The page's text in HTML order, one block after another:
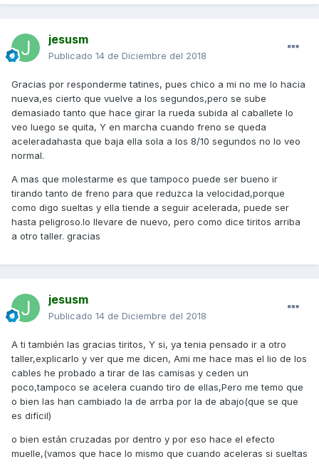
jesusm
Publicado 14 de Diciembre del 2018
Gracias por responderme tatines, pues chico a mi no me lo hacia
nueva,es cierto que vuelve a los segundos,pero se sube
demasiado tanto que hace girar la rueda subida al caballete lo
veo luego se quita, Y en marcha cuando freno se queda
aceleradahasta que baja ella sola a los 8/10 segundos no lo veo
normal.
A mas que molestarme es que tampoco puede ser bueno ir
tirando tanto de freno para que reduzca la velocidad,porque
como digo sueltas y ella tiende a seguir acelerada, puede ser
hasta peligroso.lo llevare de nuevo, pero como dice tiritos arriba
a otro taller. gracias
jesusm
Publicado 14 de Diciembre del 2018
A ti también las gracias tiritos, Y si, ya tenia pensado ir a otro
taller,explicarlo y ver que me dicen, Ami me hace mas el lio de los
cables he probado a tirar de las camisas y ceden un
poco,tampoco se acelera cuando tiro de ellas,Pero me temo que
o bien las han cambiado la de arrba por la de abajo(que se que
es difícil)
o bien están cruzadas por dentro y por eso hace el efecto
muelle,(vamos que hace lo mismo que cuando aceleras si sueltas